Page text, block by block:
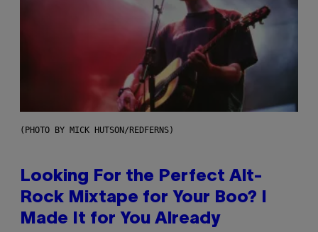
(PHOTO BY MICK HUTSON/REDFERNS)
Looking For the Perfect Alt-
Rock Mixtape for Your Boo? I
Made It for You Already